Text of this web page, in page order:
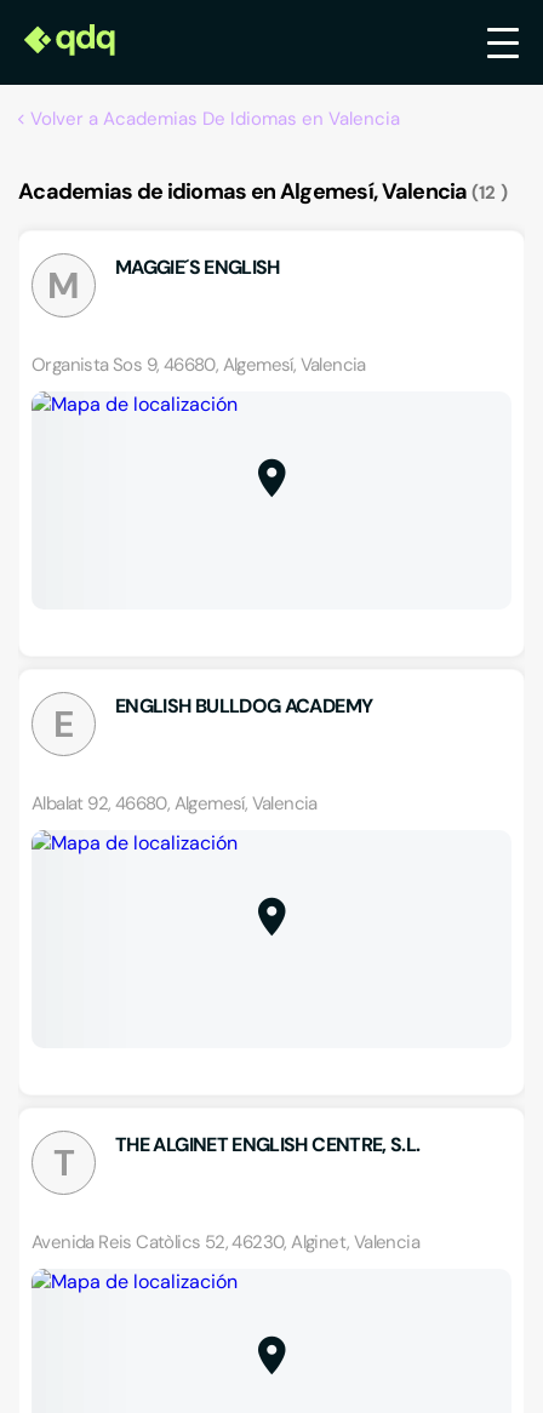
Volver a Academias De Idiomas en Valencia
Academias de idiomas en Algemesí, Valencia 12
M MAGGIE´S ENGLISH
Organista Sos 9, 46680, Algemesí, Valencia
E ENGLISH BULLDOG ACADEMY
Albalat 92, 46680, Algemesí, Valencia
T THE ALGINET ENGLISH CENTRE, S.L.
Avenida Reis Catòlics 52, 46230, Alginet, Valencia